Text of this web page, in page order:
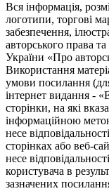
Вся інформація,
логотипи, торгові
забезпечення,
авторського права
України «Про
Використання
умови посилання
інтернет видання -
сторінки, на які
інформаційною
несе
сторінках або веб-
несе
користувача в
зазначених